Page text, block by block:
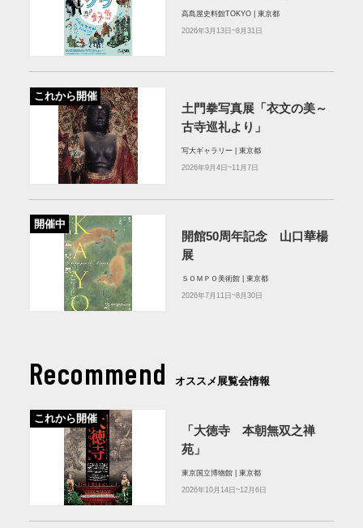
高島屋史料館TOKYO | 東京都
2026年3月13日~8月31日
これから開催
土門拳写真展「衣文の美～
古寺巡礼より」
写大ギャラリー | 東京都
2026年9月4日~11月7日
開催中
開館50周年記念 山口華楊
展
ＳＯＭＰＯ美術館 | 東京都
2026年7月11日~8月30日
Recommend オススメ展覧会情報
これから開催
「大徳寺 本朝無双之禅
苑」
東京国立博物館 | 東京都
2026年10月14日~12月6日